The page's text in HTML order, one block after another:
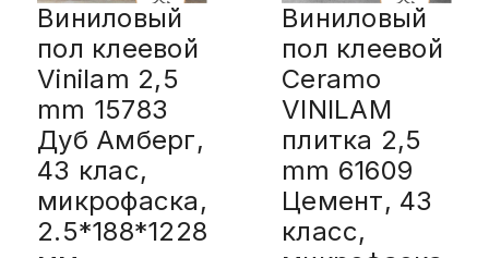
Виниловый
пол клеевой
Vinilam 2,5
mm 15783
Дуб Амберг,
43 клас,
микрофаска,
2.5*188*1228
Виниловый
пол клеевой
Ceramo
VINILAM
плитка 2,5
mm 61609
Цемент, 43
класс,